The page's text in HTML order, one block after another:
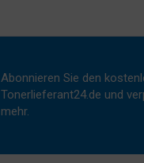
Abonnieren Sie den
Tonerlieferant24.de und
mehr.